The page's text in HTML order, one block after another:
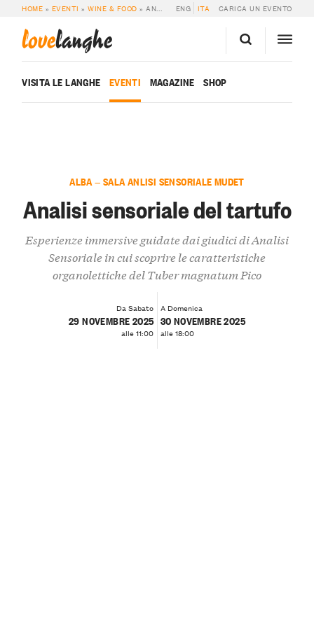
HOME » EVENTI »WINE & FOOD »ANALISI SENSORIALE DEL TARTUFO ENG ITA CARICA UN EVENTO
lovelanghe
VISITA LE LANGHE EVENTI MAGAZINE SHOP
ALBA — SALA ANLISI SENSORIALE MUDET
Analisi sensoriale del tartufo
Esperienze immersive guidate dai giudici di Analisi
Sensoriale in cui scoprire le caratteristiche
organolettiche del Tuber magnatum Pico
Da Sabato
29 NOVEMBRE 2025
alle 11:00
A Domenica
30 NOVEMBRE 2025
alle 18:00